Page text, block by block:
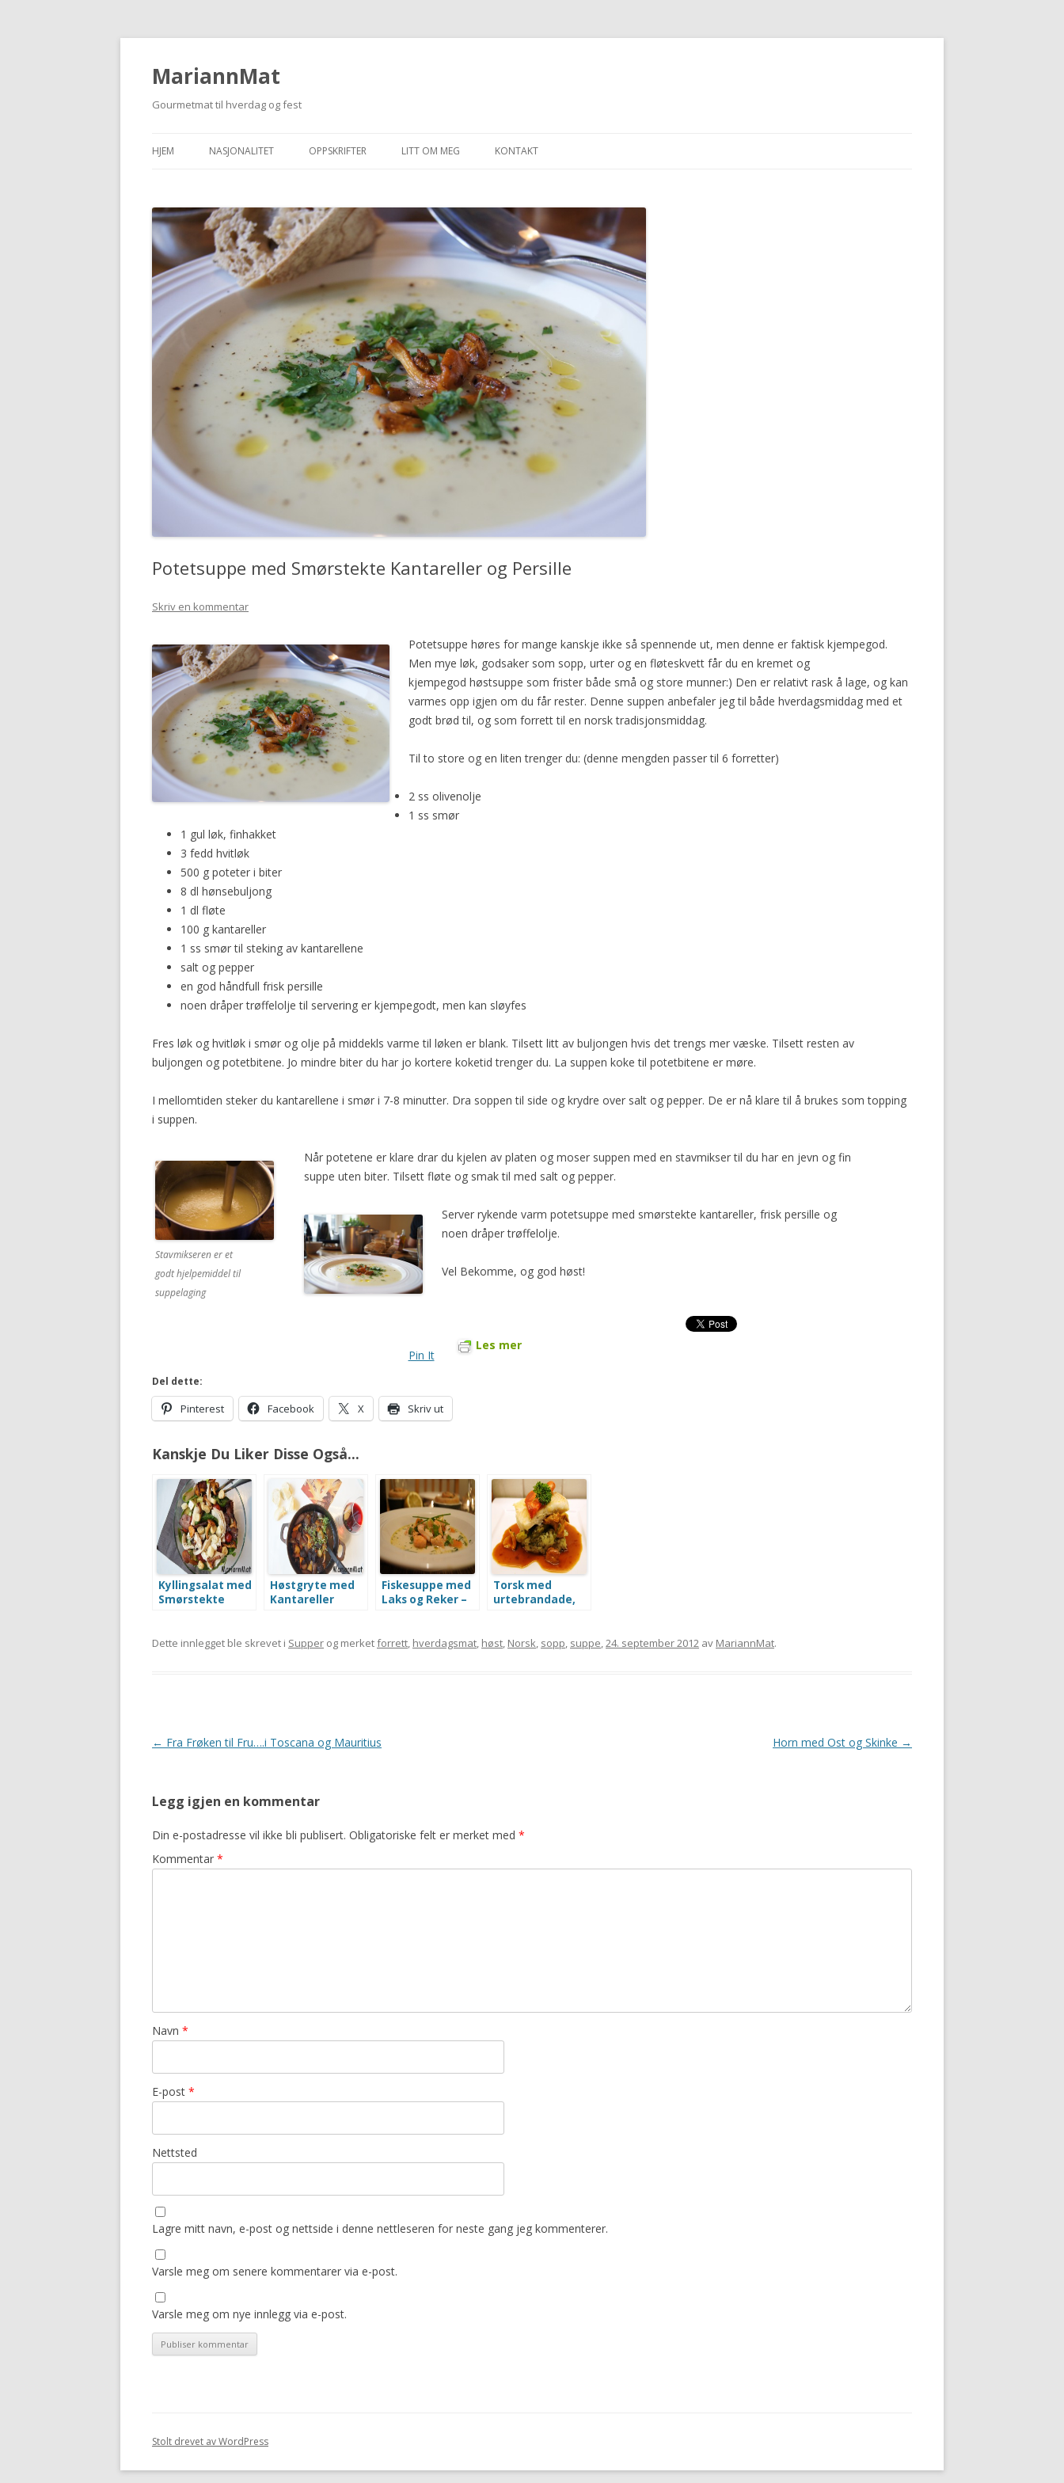
MariannMat
Gourmetmat til hverdag og fest
HJEM NASJONALITET OPPSKRIFTER LITT OM MEG KONTAKT
Potetsuppe med Smørstekte Kantareller og Persille
Skriv en kommentar
Potetsuppe høres for mange kanskje ikke så spennende ut, men denne er faktisk kjempegod.
Men mye løk, godsaker som sopp, urter og en fløteskvett får du en kremet og
kjempegod høstsuppe som frister både små og store munner:) Den er relativt rask å lage, og kan
varmes opp igjen om du får rester. Denne suppen anbefaler jeg til både hverdagsmiddag med et
godt brød til, og som forrett til en norsk tradisjonsmiddag.
Til to store og en liten trenger du: (denne mengden passer til 6 forretter)
2 ss olivenolje
1 ss smør
1 gul løk, finhakket
3 fedd hvitløk
500 g poteter i biter
8 dl hønsebuljong
1 dl fløte
100 g kantareller
1 ss smør til steking av kantarellene
salt og pepper
en god håndfull frisk persille
noen dråper trøffelolje til servering er kjempegodt, men kan sløyfes
Fres løk og hvitløk i smør og olje på middekls varme til løken er blank. Tilsett litt av buljongen hvis det trengs mer væske. Tilsett resten av
buljongen og potetbitene. Jo mindre biter du har jo kortere koketid trenger du. La suppen koke til potetbitene er møre.
I mellomtiden steker du kantarellene i smør i 7-8 minutter. Dra soppen til side og krydre over salt og pepper. De er nå klare til å brukes som topping
i suppen.
Stavmikseren er et
godt hjelpemiddel til
suppelaging
Når potetene er klare drar du kjelen av platen og moser suppen med en stavmikser til du har en jevn og fin
suppe uten biter. Tilsett fløte og smak til med salt og pepper.
Server rykende varm potetsuppe med smørstekte kantareller, frisk persille og
noen dråper trøffelolje.
Vel Bekomme, og god høst!
Pin It
Les mer
Del dette:
Pinterest Facebook X Skriv ut
Kanskje Du Liker Disse Også...
Kyllingsalat med
Smørstekte
Høstgryte med
Kantareller
Fiskesuppe med
Laks og Reker –
Purreløksbrød
Torsk med
urtebrandade,
Dette innlegget ble skrevet i Supper og merketforrett hverdagsmat høst Norsk sopp suppe 24. september 2012 av MariannMat.
Innleggsnavigasjon
← Fra Frøken til Fru….i Toscana og Mauritius Horn med Ost og Skinke →
Legg igjen en kommentar
Din e-postadresse vil ikke bli publisert. Obligatoriske felt er merket med *
Kommentar *
Navn *
E-post *
Nettsted
Lagre mitt navn, e-post og nettside i denne nettleseren for neste gang jeg kommenterer.
Varsle meg om senere kommentarer via e-post.
Varsle meg om nye innlegg via e-post.
Stolt drevet av WordPress